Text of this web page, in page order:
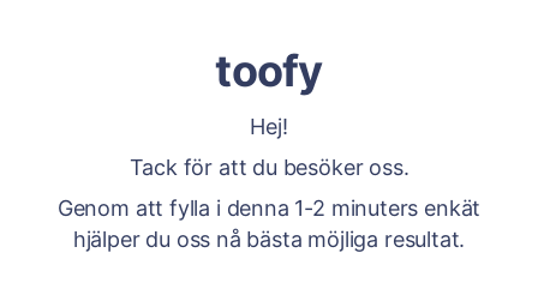
toofy
Hej!
Tack för att du besöker oss.
Genom att fylla i denna 1-2 minuters enkät
hjälper du oss nå bästa möjliga resultat.